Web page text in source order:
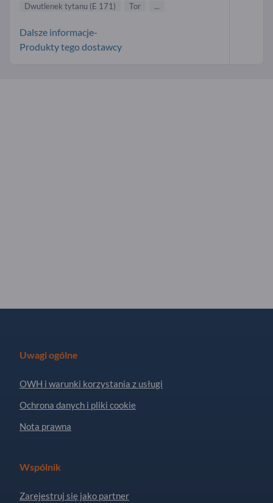
Dwutlenek tytanu (E 171)
Tor ...
Dalsze informacje-
Produkty tego dostawcy
Uwagi ogólne
OWH i warunki korzystania z usługi
Ochrona danych i pliki cookie
Nota prawna
Wspólnik
Zarejestruj się jako partner